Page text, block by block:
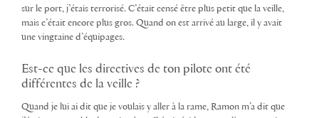
sur le port, j’étais terrorisé. C’était censé être plus petit que la veille,
mais c’était encore plus gros. Quand on est arrivé au large, il y avait
une vingtaine d’équipages.
Est-ce que les directives de ton pilote ont été
différentes de la veille ?
Quand je lui ai dit que je voulais y aller à la rame, Ramon m’a dit que